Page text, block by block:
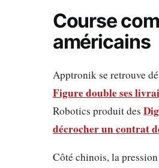
Course
américains
Apptronik se retrouve
Figure double ses
Robotics produit des
décrocher un contrat
Côté chinois, la